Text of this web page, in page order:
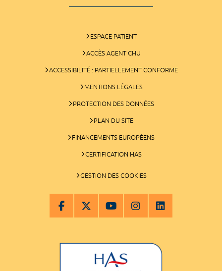
ESPACE PATIENT
ACCÈS AGENT CHU
ACCESSIBILITÉ : PARTIELLEMENT CONFORME
MENTIONS LÉGALES
PROTECTION DES DONNÉES
PLAN DU SITE
FINANCEMENTS EUROPÉENS
CERTIFICATION HAS
GESTION DES COOKIES